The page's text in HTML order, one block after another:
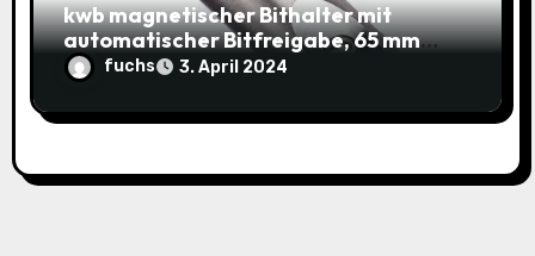
kwb magnetischer Bithalter mit
automatischer Bitfreigabe, 65 mm
Länge und 2x Säbelsägeblatt HCS
Stahl 1/2“ Universalschaft für 3,99€
(-58% / vorher 9,48€) bei Amazon
fuchs 3. April 2024